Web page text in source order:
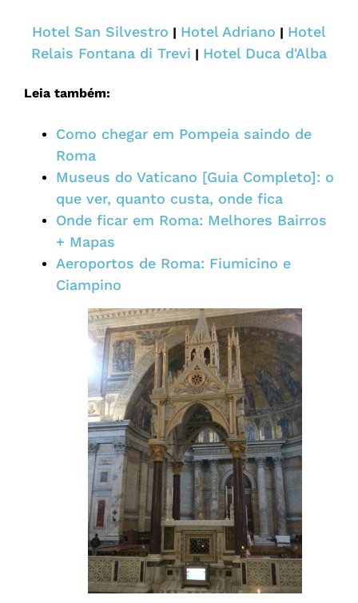
Hotel San Silvestro | Hotel Adriano | Hotel
Relais Fontana di Trevi | Hotel Duca d'Alba
Leia também:
Como chegar em Pompeia saindo de
Roma
Museus do Vaticano [Guia Completo]: o
que ver, quanto custa, onde fica
Onde ficar em Roma: Melhores Bairros
+ Mapas
Aeroportos de Roma: Fiumicino e
Ciampino